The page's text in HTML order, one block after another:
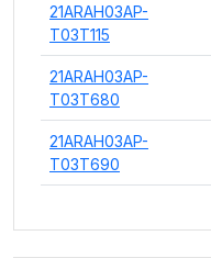
21ARAH03AP-
T03T115
21ARAH03AP-
T03T680
21ARAH03AP-
T03T690